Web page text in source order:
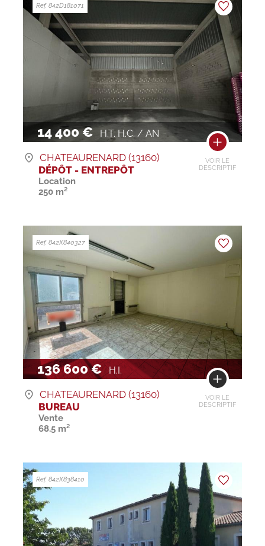
14 400 € H.T. H.C. / AN
VOIR LE
DESCRIPTIF
Ref. 842D181071
CHATEAURENARD (13160)
DÉPÔT - ENTREPÔT
Location
250 m²
136 600 € H.I.
VOIR LE
DESCRIPTIF
Ref. 842X840327
CHATEAURENARD (13160)
BUREAU
Vente
68.5 m²
Ref. 842X838410